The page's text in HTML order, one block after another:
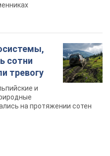
сотни
тревогу
и
на протяжении сотен